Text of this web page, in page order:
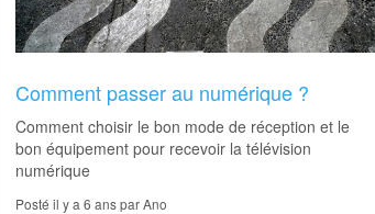
Comment passer au numérique ?
Comment choisir le bon mode de réception et le
bon équipement pour recevoir la télévision
numérique
Posté il y a 6 ans par Ano